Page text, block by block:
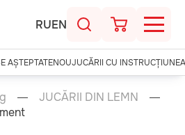
RUEN
AȘTEPTATENOUJUCĂRII CU
JUCĂRII DIN LEMN